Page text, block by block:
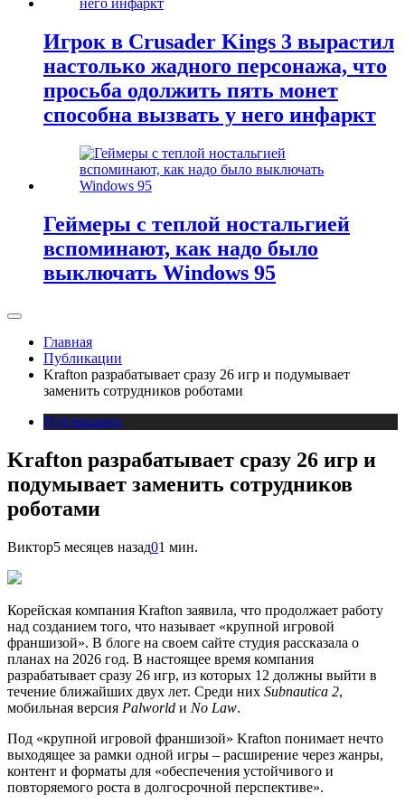
Игрок в Crusader Kings 3 вырастил
настолько жадного персонажа, что
просьба одолжить пять монет
способна вызвать у него инфаркт
Геймеры с теплой ностальгией
вспоминают, как надо было
выключать Windows 95
Главная
Публикации
Krafton разрабатывает сразу 26 игр и подумывает
заменить сотрудников роботами
Публикации
Krafton разрабатывает сразу 26 игр и
подумывает заменить сотрудников
роботами
Виктор5 месяцев назад01 мин.
Корейская компания Krafton заявила, что продолжает работу
над созданием того, что называет «крупной игровой
франшизой». В блоге на своем сайте студия рассказала о
планах на 2026 год. В настоящее время компания
разрабатывает сразу 26 игр, из которых 12 должны выйти в
течение ближайших двух лет. Среди них Subnautica 2,
мобильная версия Palworld и No Law.
Под «крупной игровой франшизой» Krafton понимает нечто
выходящее за рамки одной игры – расширение через жанры,
контент и форматы для «обеспечения устойчивого и
повторяемого роста в долгосрочной перспективе».